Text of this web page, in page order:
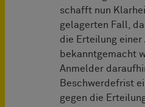
schafft nun
gelagerten Fall,
die Erteilung einer
bekanntgemacht
Anmelder
Beschwerdefrist
gegen die